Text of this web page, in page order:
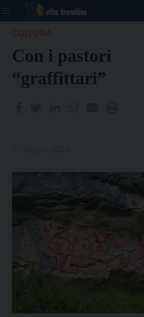
Con i pastori
“graffittari”